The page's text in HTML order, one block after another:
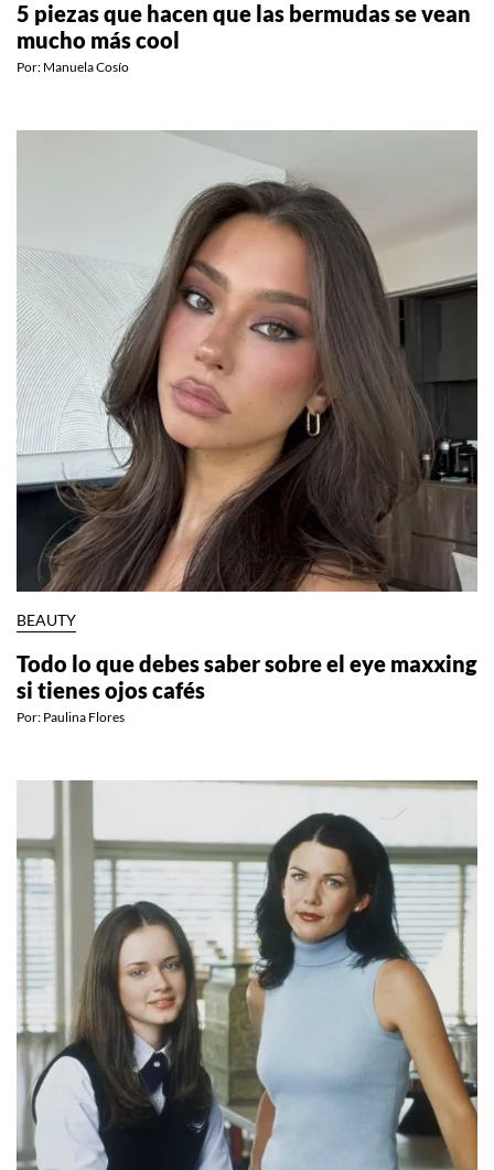
5 piezas que hacen que las bermudas se vean
mucho más cool
Por: Manuela Cosío
BEAUTY
Todo lo que debes saber sobre el eye maxxing
si tienes ojos cafés
Por: Paulina Flores